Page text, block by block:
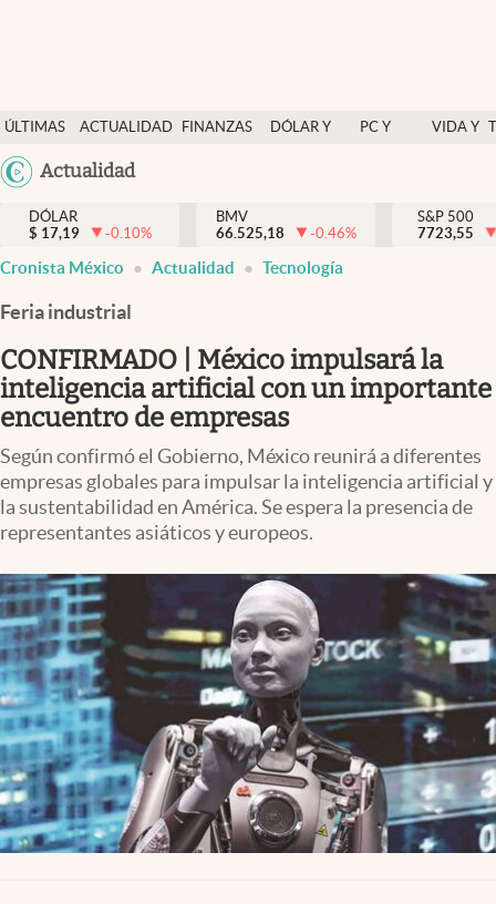
ÚLTIMAS
NOTICIAS
ACTUALIDAD
FINANZAS
DÓLAR Y
PC Y
VIDA Y
México
Actualidad
Actualidad
Finanzas y economía
Dólar y mercados
Pc y celular
Vida y estilo
Tv
Clima
Mediakit
abre en nueva pestaña
México
DÓLAR
$ 17,19 -0.10%
BMV
66.525,18
-0.46%
S&P 500
7723,55
Cronista México Actualidad Tecnología
Feria industrial
CONFIRMADO | México impulsará la
inteligencia artificial con un importante
encuentro de empresas
Según confirmó el Gobierno, México reunirá a diferentes
empresas globales para impulsar la inteligencia artificial y
la sustentabilidad en América. Se espera la presencia de
representantes asiáticos y europeos.